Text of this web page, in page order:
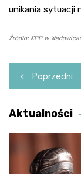
unikania sytuacji
Źródło: KPP w
wpisu
Poprzedni
Aktualności